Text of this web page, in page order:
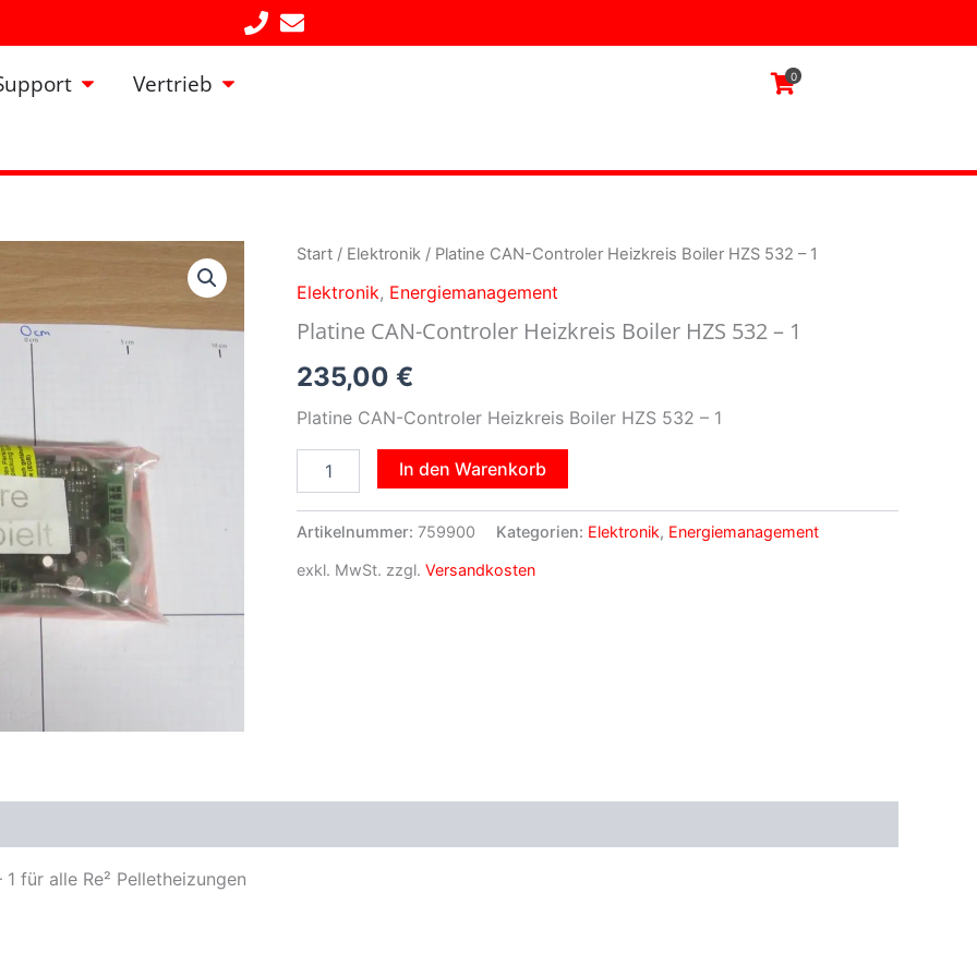
Öffne Support
Vertrieb Öffne Vertrieb 0
Start / Elektronik / Platine CAN-Controler Heizkreis Boiler HZS 532 – 1
Elektronik, Energiemanagement
Platine CAN-Controler Heizkreis Boiler HZS 532 – 1
235,00 €
Platine CAN-Controler Heizkreis Boiler HZS 532 – 1
Platine
Controler
Boiler
532
1
Menge
In den Warenkorb
Artikelnummer: 759900 Kategorien: Elektronik, Energiemanagement
exkl. MwSt. zzgl. Versandkosten
für alle Re² Pelletheizungen
HZS